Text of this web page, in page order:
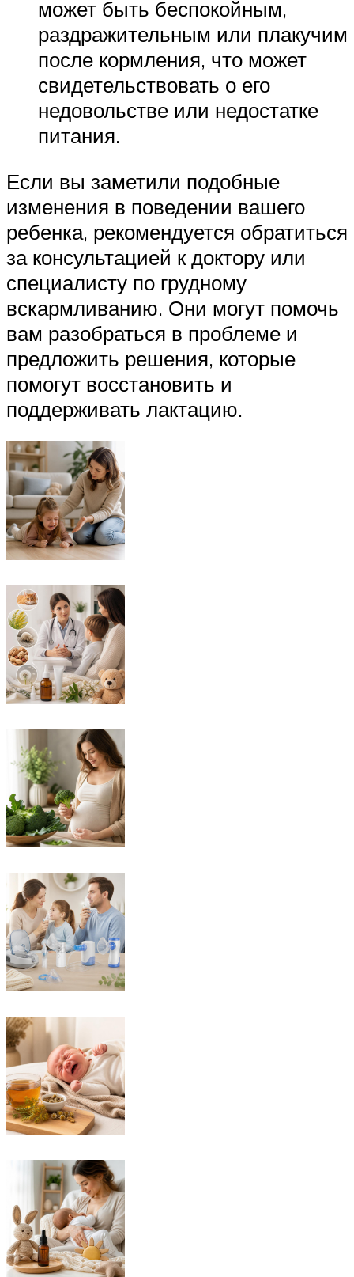
может быть беспокойным,
раздражительным или плакучим
после кормления, что может
свидетельствовать о его
недовольстве или недостатке
питания.
Если вы заметили подобные
изменения в поведении вашего
ребенка, рекомендуется обратиться
за консультацией к доктору или
специалисту по грудному
вскармливанию. Они могут помочь
вам разобраться в проблеме и
предложить решения, которые
помогут восстановить и
поддерживать лактацию.